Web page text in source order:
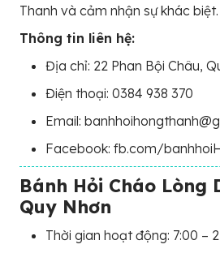
Thanh và cảm nhận sự khác biệt.
Thông tin liên hệ:
Địa chỉ: 22 Phan Bội Châu,
Điện thoại: 0384 938 370
Email:
Facebook: fb.com/
Bánh Hỏi Cháo Lòng
Quy Nhơn
Thời gian hoạt động: 7:00 –